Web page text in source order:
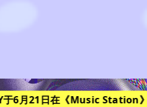
6月21日在《Music Station》